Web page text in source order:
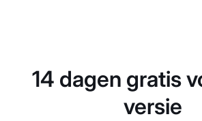
14 dagen gratis
versie